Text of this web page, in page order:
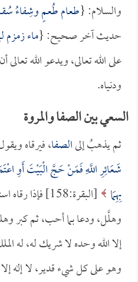
والسلام: {طعام طُعمٍ وشِفاءُ
حديث آخر صحيح: {ماء زمزم
على الله تعالى، ويدعو الله
ودنياه.
السعي بين الصفا والمروة
ثم يذهبُ إلىالصفا، فيرقاه
شَعَائِرِ اللَّهِ فَمَنْ حَجَّ الْبَيْتَ أَوِ
بِهِمَا
[البقرة:158]
وهلَّل، ودعا بما أحب، ثم كبر
إلا الله وحده لا شريك له، له
وهو على كل شيء قدير، لا إله